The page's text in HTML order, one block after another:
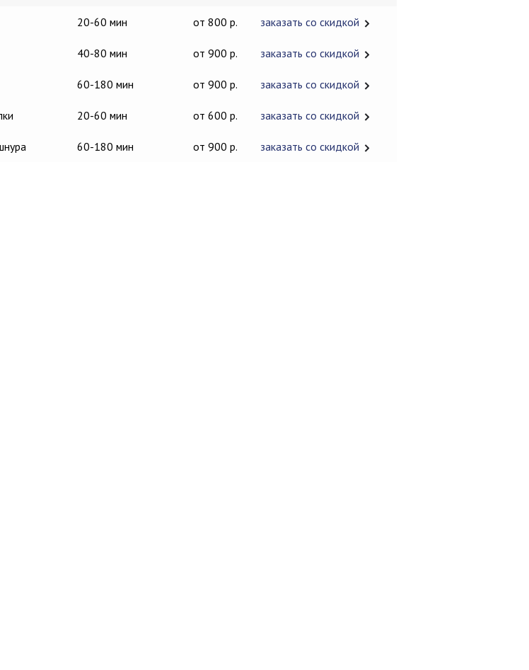
20-60 мин от 800 р. заказать со скидкой
40-80 мин от 900 р. заказать со скидкой
60-180 мин от 900 р. заказать со скидкой
20-60 мин от 600 р. заказать со скидкой
60-180 мин от 900 р. заказать со скидкой